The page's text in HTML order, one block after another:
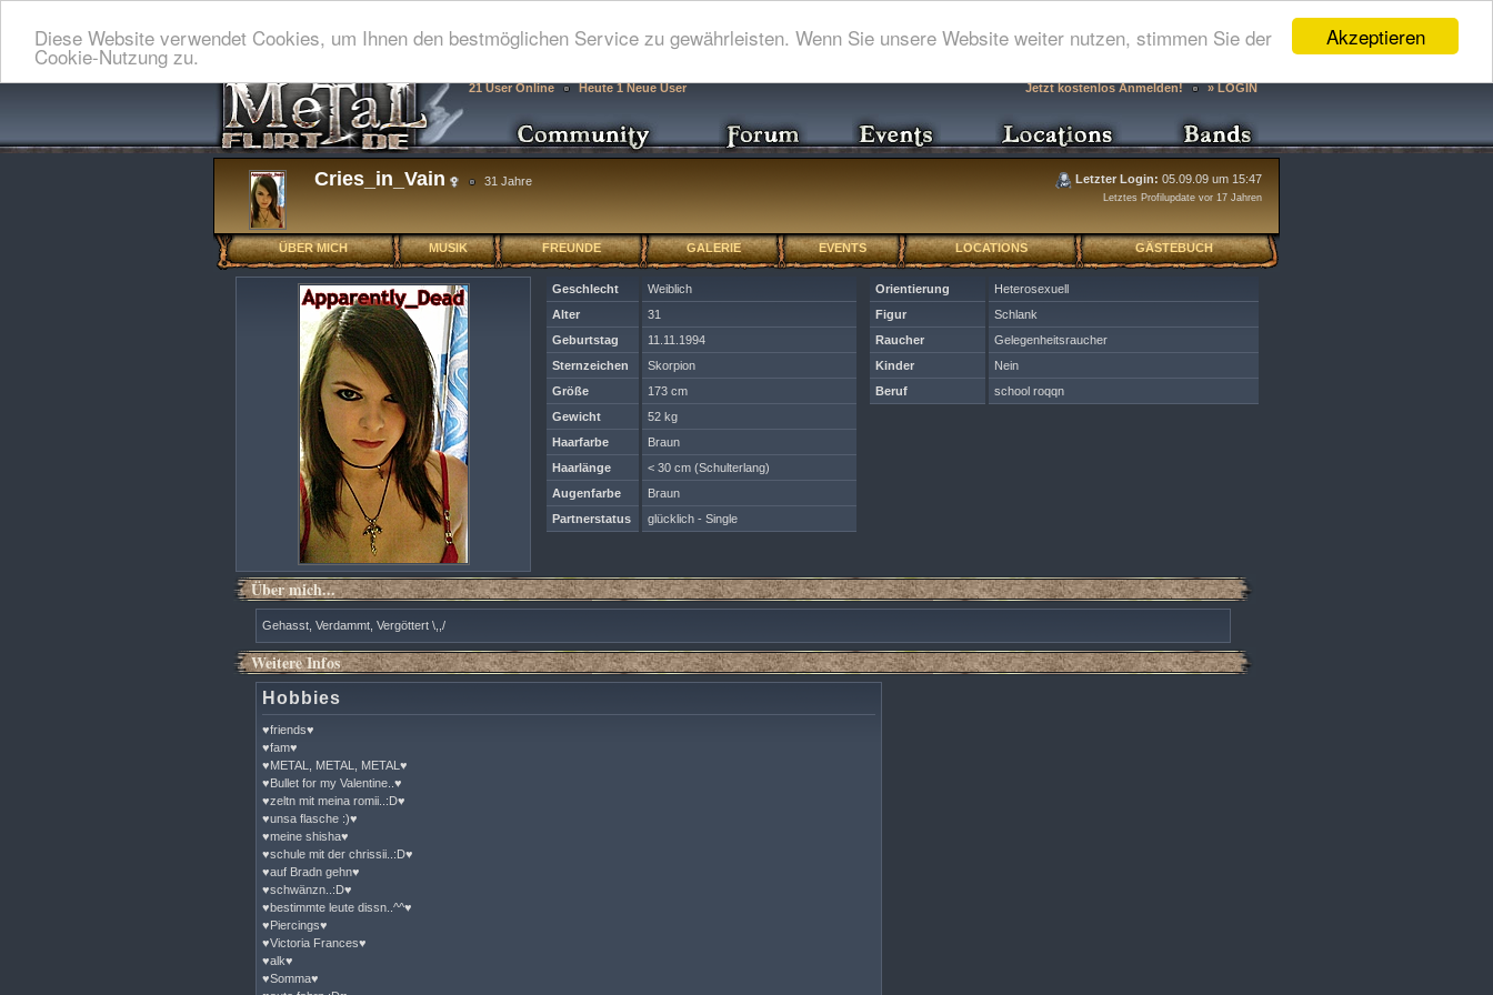
Akzeptieren
Diese Website verwendet Cookies, um Ihnen den bestmöglichen Service zu gewährleisten. Wenn Sie unsere Website weiter nutzen, stimmen Sie der
Cookie-Nutzung zu.
21 User Online Heute 1 Neue User Jetzt kostenlos Anmelden! » LOGIN
Cries_in_Vain 31 Jahre Letzter Login: 05.09.09 um 15:47
Letztes Profilupdate vor 17 Jahren
ÜBER MICH MUSIK FREUNDE GALERIE EVENTS LOCATIONS GÄSTEBUCH
Orientierung
Heterosexuell
Figur
Schlank
Raucher
Gelegenheitsraucher
Kinder
Nein
Beruf
school roqqn
Geschlecht
Weiblich
Alter
31
Geburtstag
11.11.1994
Sternzeichen
Skorpion
Größe
173 cm
Gewicht
52 kg
Haarfarbe
Braun
Haarlänge
< 30 cm (Schulterlang)
Augenfarbe
Braun
Partnerstatus
glücklich - Single
Über mich...
Gehasst, Verdammt, Vergöttert \,,/
Weitere Infos
Hobbies
♥friends♥
♥fam♥
♥METAL, METAL, METAL♥
♥Bullet for my Valentine..♥
♥zeltn mit meina romii..:D♥
♥unsa flasche :)♥
♥meine shisha♥
♥schule mit der chrissii..:D♥
♥auf Bradn gehn♥
♥schwänzn..:D♥
♥bestimmte leute dissn..^^♥
♥Piercings♥
♥Victoria Frances♥
♥alk♥
♥Somma♥